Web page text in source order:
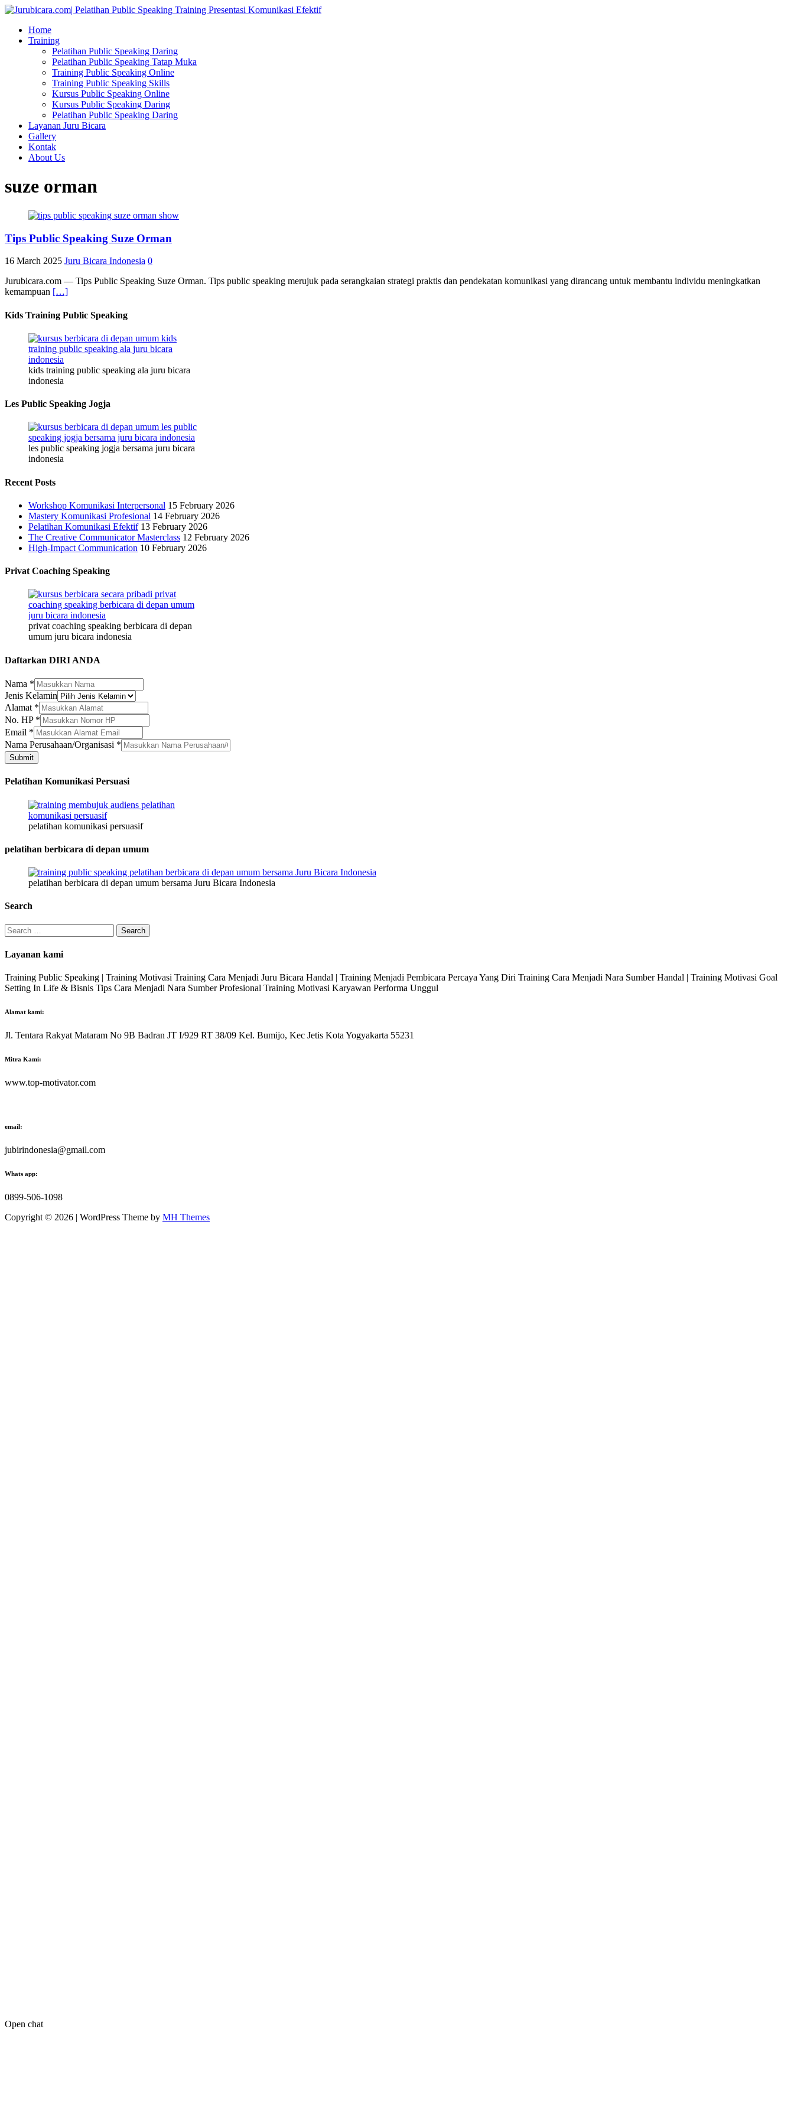
Home
Training
Pelatihan Public Speaking Daring
Pelatihan Public Speaking Tatap Muka
Training Public Speaking Online
Training Public Speaking Skills
Kursus Public Speaking Online
Kursus Public Speaking Daring
Pelatihan Public Speaking Daring
Layanan Juru Bicara
Gallery
Kontak
About Us
suze orman
Tips Public Speaking Suze Orman
16 March 2025 Juru Bicara Indonesia 0
Jurubicara.com — Tips Public Speaking Suze Orman. Tips public speaking merujuk pada serangkaian strategi praktis dan pendekatan komunikasi yang dirancang untuk membantu individu meningkatkan
kemampuan […]
Kids Training Public Speaking
kids training public speaking ala juru bicara
indonesia
Les Public Speaking Jogja
les public speaking jogja bersama juru bicara
indonesia
Recent Posts
Workshop Komunikasi Interpersonal 15 February 2026
Mastery Komunikasi Profesional 14 February 2026
Pelatihan Komunikasi Efektif 13 February 2026
The Creative Communicator Masterclass 12 February 2026
High-Impact Communication 10 February 2026
Privat Coaching Speaking
privat coaching speaking berbicara di depan
umum juru bicara indonesia
Daftarkan DIRI ANDA
Nama *
Jenis Kelamin
Kelamin
Nama
Nama
Alamat *
No. HP *
Email *
Nama Perusahaan/Organisasi *
Submit
Pelatihan Komunikasi Persuasi
pelatihan komunikasi persuasif
pelatihan berbicara di depan umum
pelatihan berbicara di depan umum bersama Juru Bicara Indonesia
Search
Search
for:
Layanan kami
Training Public Speaking | Training Motivasi Training Cara Menjadi Juru Bicara Handal | Training Menjadi Pembicara Percaya Yang Diri Training Cara Menjadi Nara Sumber Handal | Training Motivasi Goal
Setting In Life & Bisnis Tips Cara Menjadi Nara Sumber Profesional Training Motivasi Karyawan Performa Unggul
Alamat kami:
Jl. Tentara Rakyat Mataram No 9B Badran JT I/929 RT 38/09 Kel. Bumijo, Kec Jetis Kota Yogyakarta 55231
Mitra Kami:
www.top-motivator.com
email:
jubirindonesia@gmail.com
Whats app:
0899-506-1098
Copyright © 2026 | WordPress Theme by MH Themes
Open chat